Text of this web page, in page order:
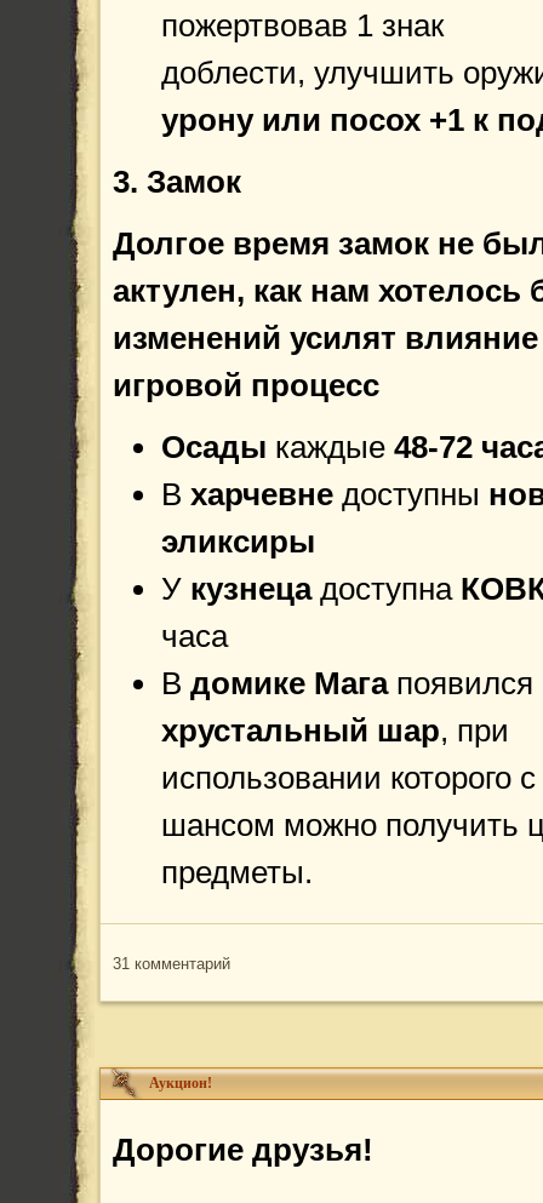
пожертвовав 1 знак
доблести, улучшить
урону или посох +1 к
3. Замок
Долгое время замок не
актулен, как нам хотелось
изменений усилят
игровой процесс
Осады каждые 48-72
В харчевне доступны
эликсиры
У кузнеца доступна
часа
В домике Магапоявился
хрустальный шар, при
использовании которого
шансом можно получить
предметы.
31 комментарий
Аукцион!
Дорогие друзья!